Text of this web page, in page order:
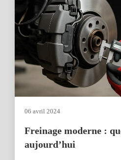
06 avril 2024
Freinage moderne :
aujourd’hui